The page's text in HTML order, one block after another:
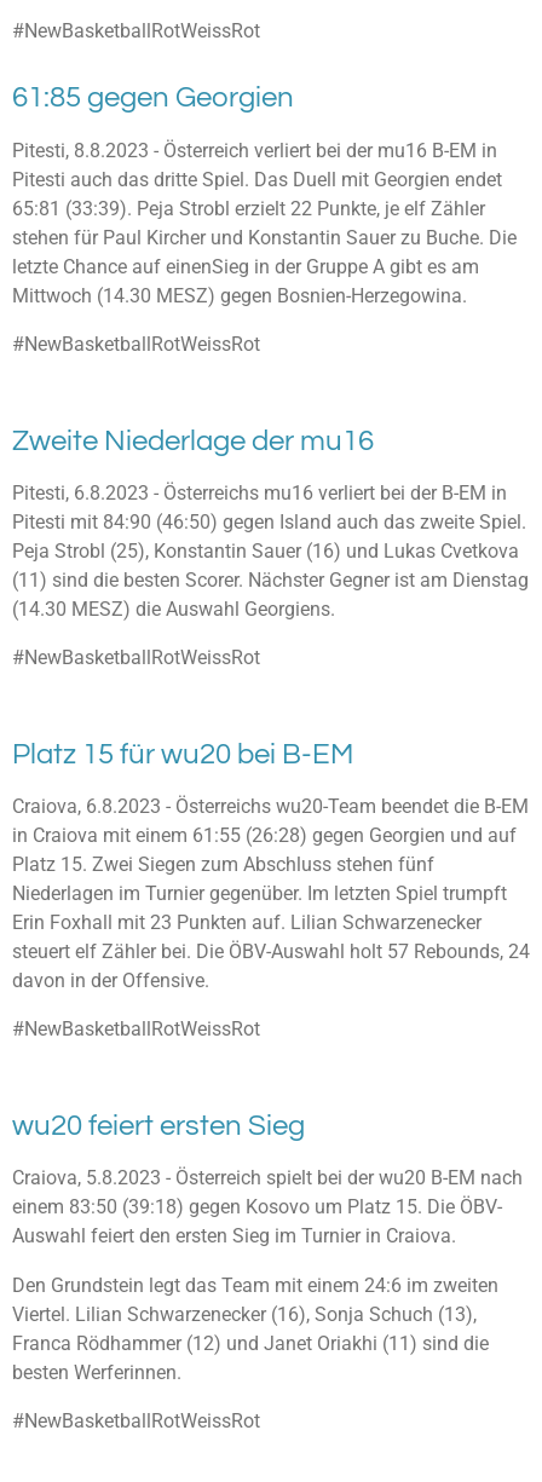
#NewBasketballRotWeissRot
61:85 gegen Georgien
Pitesti, 8.8.2023 - Österreich verliert bei der mu16 B-EM in
Pitesti auch das dritte Spiel. Das Duell mit Georgien endet
65:81 (33:39). Peja Strobl erzielt 22 Punkte, je elf Zähler
stehen für Paul Kircher und Konstantin Sauer zu Buche. Die
letzte Chance auf einenSieg in der Gruppe A gibt es am
Mittwoch (14.30 MESZ) gegen Bosnien-Herzegowina.
#NewBasketballRotWeissRot
Zweite Niederlage der mu16
Pitesti, 6.8.2023 - Österreichs mu16 verliert bei der B-EM in
Pitesti mit 84:90 (46:50) gegen Island auch das zweite Spiel.
Peja Strobl (25), Konstantin Sauer (16) und Lukas Cvetkova
(11) sind die besten Scorer. Nächster Gegner ist am Dienstag
(14.30 MESZ) die Auswahl Georgiens.
#NewBasketballRotWeissRot
Platz 15 für wu20 bei B-EM
Craiova, 6.8.2023 - Österreichs wu20-Team beendet die B-EM
in Craiova mit einem 61:55 (26:28) gegen Georgien und auf
Platz 15. Zwei Siegen zum Abschluss stehen fünf
Niederlagen im Turnier gegenüber. Im letzten Spiel trumpft
Erin Foxhall mit 23 Punkten auf. Lilian Schwarzenecker
steuert elf Zähler bei. Die ÖBV-Auswahl holt 57 Rebounds, 24
davon in der Offensive.
#NewBasketballRotWeissRot
wu20 feiert ersten Sieg
Craiova, 5.8.2023 - Österreich spielt bei der wu20 B-EM nach
einem 83:50 (39:18) gegen Kosovo um Platz 15. Die ÖBV-
Auswahl feiert den ersten Sieg im Turnier in Craiova.
Den Grundstein legt das Team mit einem 24:6 im zweiten
Viertel. Lilian Schwarzenecker (16), Sonja Schuch (13),
Franca Rödhammer (12) und Janet Oriakhi (11) sind die
besten Werferinnen.
#NewBasketballRotWeissRot